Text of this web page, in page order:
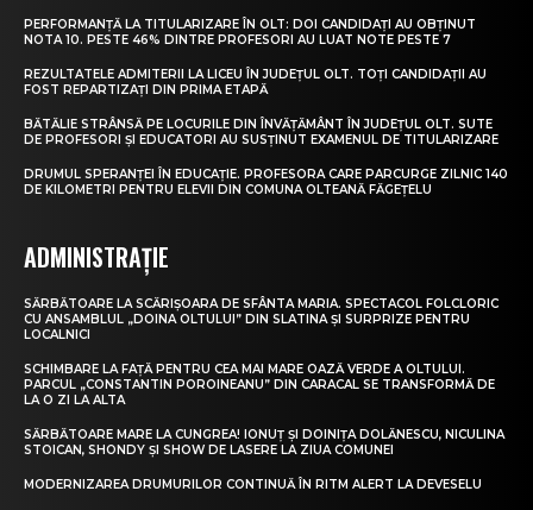
PERFORMANȚĂ LA TITULARIZARE ÎN OLT: DOI CANDIDAȚI AU OBȚINUT
NOTA 10. PESTE 46% DINTRE PROFESORI AU LUAT NOTE PESTE 7
REZULTATELE ADMITERII LA LICEU ÎN JUDEȚUL OLT. TOȚI CANDIDAȚII AU
FOST REPARTIZAȚI DIN PRIMA ETAPĂ
BĂTĂLIE STRÂNSĂ PE LOCURILE DIN ÎNVĂȚĂMÂNT ÎN JUDEȚUL OLT. SUTE
DE PROFESORI ȘI EDUCATORI AU SUSȚINUT EXAMENUL DE TITULARIZARE
DRUMUL SPERANȚEI ÎN EDUCAȚIE. PROFESORA CARE PARCURGE ZILNIC 140
DE KILOMETRI PENTRU ELEVII DIN COMUNA OLTEANĂ FĂGEȚELU
ADMINISTRAȚIE
SĂRBĂTOARE LA SCĂRIȘOARA DE SFÂNTA MARIA. SPECTACOL FOLCLORIC
CU ANSAMBLUL „DOINA OLTULUI” DIN SLATINA ȘI SURPRIZE PENTRU
LOCALNICI
SCHIMBARE LA FAȚĂ PENTRU CEA MAI MARE OAZĂ VERDE A OLTULUI.
PARCUL „CONSTANTIN POROINEANU” DIN CARACAL SE TRANSFORMĂ DE
LA O ZI LA ALTA
SĂRBĂTOARE MARE LA CUNGREA! IONUȚ ȘI DOINIȚA DOLĂNESCU, NICULINA
STOICAN, SHONDY ȘI SHOW DE LASERE LA ZIUA COMUNEI
MODERNIZAREA DRUMURILOR CONTINUĂ ÎN RITM ALERT LA DEVESELU